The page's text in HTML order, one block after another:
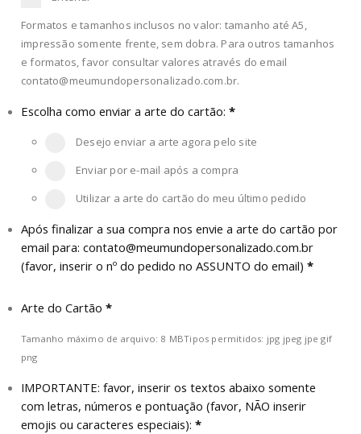
Formatos e tamanhos inclusos no valor: tamanho até A5,
impressão somente frente, sem dobra. Para outros tamanhos
e formatos, favor consultar valores através do email
contato@meumundopersonalizado.com.br.
Escolha como enviar a arte do cartão: *
Desejo enviar a arte agora pelo site
Enviar por e-mail após a compra
Utilizar a arte do cartão do meu último pedido
Após finalizar a sua compra nos envie a arte do cartão por
email para: contato@meumundopersonalizado.com.br
(favor, inserir o nº do pedido no ASSUNTO do email) *
Arte do Cartão *
Tamanho máximo de arquivo: 8 MBTipos permitidos: jpg jpeg jpe gif
png
IMPORTANTE: favor, inserir os textos abaixo somente
com letras, números e pontuação (favor, NÃO inserir
emojis ou caracteres especiais): *